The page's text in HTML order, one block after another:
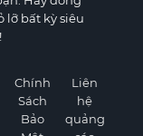
lỡ bất kỳ siêu
Chính
Sách
Bảo
Liên
hệ
quảng